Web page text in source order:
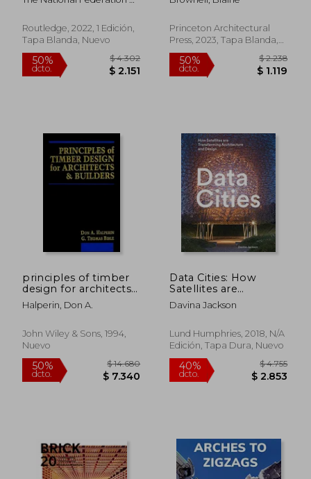
50%
dcto.
Inglés)
Roof Tile Association
Routledge, 2022, 1 Edición,
Tapa Blanda, Nuevo
Environment (en
Princeton Architectural
Press, 2023, Tapa Blanda,
Nuevo
principles of timber
design for architects
and builders (en
Inglés)
Halperin, Don A.
John Wiley & Sons, 1994,
Nuevo
Data Cities: How
Satellites are
Transforming
Architecture and
Davina Jackson
Lund Humphries, 2018, N/A
Edición, Tapa Dura, Nuevo